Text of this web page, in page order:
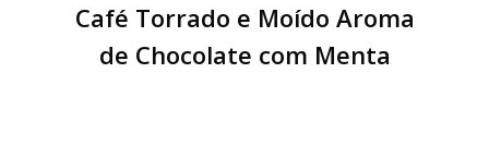
Café Torrado e Moído Aroma
de Chocolate com Menta